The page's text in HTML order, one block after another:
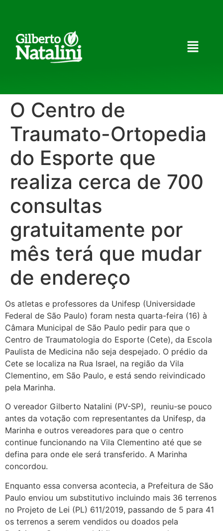
O Centro de
Traumato-Ortopedia
do Esporte que
realiza cerca de 700
consultas
gratuitamente por
mês terá que mudar
de endereço
Os atletas e professores da Unifesp (Universidade
Federal de São Paulo) foram nesta quarta-feira (16) à
Câmara Municipal de São Paulo pedir para que o
Centro de Traumatologia do Esporte (Cete), da Escola
Paulista de Medicina não seja despejado. O prédio da
Cete se localiza na Rua Israel, na região da Vila
Clementino, em São Paulo, e está sendo reivindicado
pela Marinha.
O vereador Gilberto Natalini (PV-SP), reuniu-se pouco
antes da votação com representantes da Unifesp, da
Marinha e outros vereadores para que o centro
continue funcionando na Vila Clementino até que se
defina para onde ele será transferido. A Marinha
concordou.
Enquanto essa conversa acontecia, a Prefeitura de São
Paulo enviou um substitutivo incluindo mais 36 terrenos
no Projeto de Lei (PL) 611/2019, passando de 5 para 41
os terrenos a serem vendidos ou doados pela